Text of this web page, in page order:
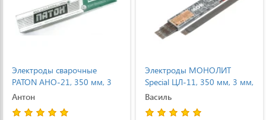
Электроды МОНОЛИТ
Special ЦЛ-11, 350 мм, 3 мм,
1 кг
Василь
Электроды МОНОЛИТ
Special ЦЧ-4, 450 мм, 4 мм,
1 кг
Женя